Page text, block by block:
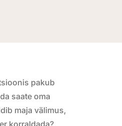
pakub
saate oma
maja välimus,
korraldada?